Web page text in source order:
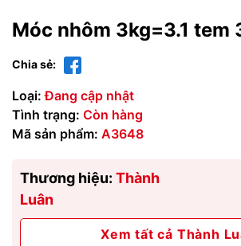
Móc nhôm 3kg=3.1 tem
Chia sẻ:
Loại: Đang cập nhật
Tình trạng: Còn hàng
Mã sản phẩm: A3648
Thương hiệu: Thành
Luân
Xem tất cả Thành